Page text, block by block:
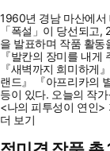
1960년 경남 마산에서
「폭설」이 당선되고,
을 발표하며 작품 활동
『발칸의 장미를 내게
『새벽까지 희미하게
랜드』 『아프리카의
등이 있다. 오늘의 작
<나의 피투성이 연인>
더 보기